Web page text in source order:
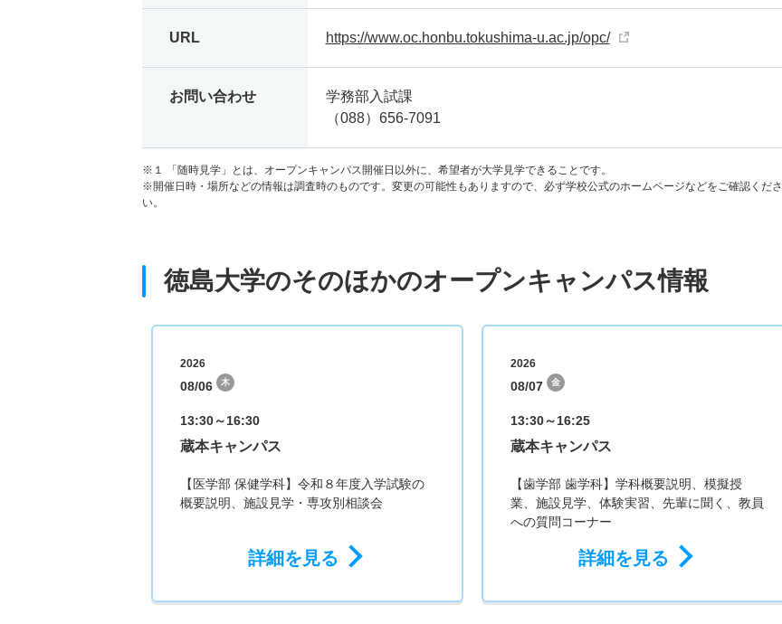
URL https://www.oc.honbu.tokushima-u.ac.jp/opc/
お問い合わせ
学務部入試課
（088）656-7091
※１ 「随時見学」とは、オープンキャンパス開催日以外に、希望者が大学見学できることです。
※開催日時・場所などの情報は調査時のものです。変更の可能性もありますので、必ず学校公式のホームページなどをご確認くださ
い。
徳島大学のそのほかのオープンキャンパス情報
2026
08/06 木
13:30～16:30
蔵本キャンパス
【医学部 保健学科】令和８年度入学試験の
概要説明、施設見学・専攻別相談会
詳細を見る
2026
08/07 金
13:30～16:25
蔵本キャンパス
【歯学部 歯学科】学科概要説明、模擬授
業、施設見学、体験実習、先輩に聞く、教員
への質問コーナー
詳細を見る